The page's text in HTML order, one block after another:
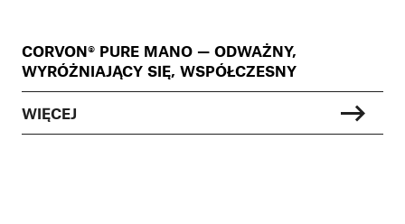
CORVON® PURE MANO — ODWAŻNY,
WYRÓŻNIAJĄCY SIĘ, WSPÓŁCZESNY
WIĘCEJ